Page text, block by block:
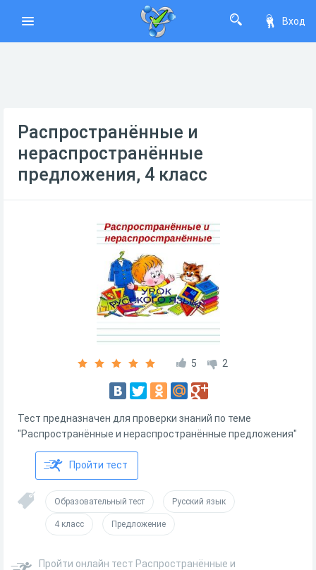
Вход
Распространённые и
нераспространённые
предложения, 4 класс
5 2
Тест предназначен для проверки знаний по теме
"Распространённые и нераспространённые предложения"
Пройти тест
Образовательный тест Русский язык
4 класс Предложение
Пройти онлайн тест Распространённые и